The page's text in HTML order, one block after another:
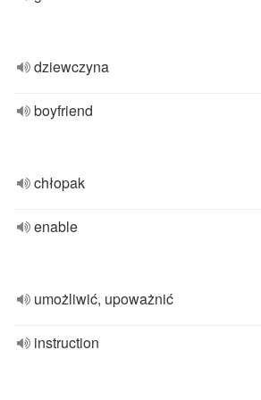
dziewczyna
boyfriend
chłopak
enable
umożliwić, upoważnić
instruction